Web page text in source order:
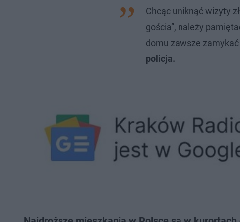
Chcąc uniknąć wizyty
gościa”, należy
domu zawsze
policja.